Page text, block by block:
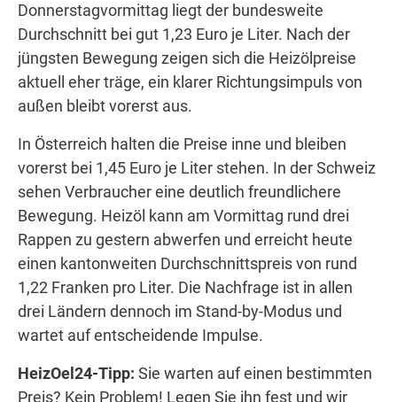
Donnerstagvormittag liegt der bundesweite
Durchschnitt bei gut 1,23 Euro je Liter. Nach der
jüngsten Bewegung zeigen sich die Heizölpreise
aktuell eher träge, ein klarer Richtungsimpuls von
außen bleibt vorerst aus.
In Österreich halten die Preise inne und bleiben
vorerst bei 1,45 Euro je Liter stehen. In der Schweiz
sehen Verbraucher eine deutlich freundlichere
Bewegung. Heizöl kann am Vormittag rund drei
Rappen zu gestern abwerfen und erreicht heute
einen kantonweiten Durchschnittspreis von rund
1,22 Franken pro Liter. Die Nachfrage ist in allen
drei Ländern dennoch im Stand-by-Modus und
wartet auf entscheidende Impulse.
HeizOel24-Tipp: Sie warten auf einen bestimmten
Preis? Kein Problem! Legen Sie ihn fest und wir